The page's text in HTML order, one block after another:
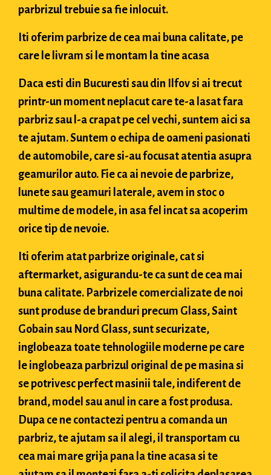
parbrizul trebuie sa fie inlocuit.
Iti oferim parbrize de cea mai buna calitate, pe
care le livram si le montam la tine acasa
Daca esti din Bucuresti sau din Ilfov si ai trecut
printr-un moment neplacut care te-a lasat fara
parbriz sau l-a crapat pe cel vechi, suntem aici sa
te ajutam. Suntem o echipa de oameni pasionati
de automobile, care si-au focusat atentia asupra
geamurilor auto. Fie ca ai nevoie de parbrize,
lunete sau geamuri laterale, avem in stoc o
multime de modele, in asa fel incat sa acoperim
orice tip de nevoie.
Iti oferim atat parbrize originale, cat si
aftermarket, asigurandu-te ca sunt de cea mai
buna calitate. Parbrizele comercializate de noi
sunt produse de branduri precum Glass, Saint
Gobain sau Nord Glass, sunt securizate,
inglobeaza toate tehnologiile moderne pe care
le inglobeaza parbrizul original de pe masina si
se potrivesc perfect masinii tale, indiferent de
brand, model sau anul in care a fost produsa.
Dupa ce ne contactezi pentru a comanda un
parbriz, te ajutam sa il alegi, il transportam cu
cea mai mare grija pana la tine acasa si te